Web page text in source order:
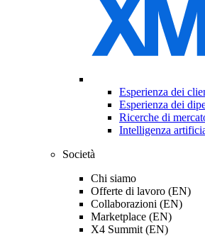
Esperienza dei
Esperienza dei
Ricerche di
Intelligenza
Società
Chi siamo
Offerte di lavoro (EN)
Collaborazioni (EN)
Marketplace (EN)
X4 Summit (EN)